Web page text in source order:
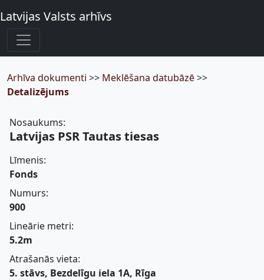
Latvijas Valsts arhīvs
Arhīva dokumenti >> Meklēšana datubāzē>>
Detalizējums
Nosaukums:
Latvijas PSR Tautas tiesas
Līmenis:
Fonds
Numurs:
900
Lineārie metri:
5.2m
Atrašanās vieta:
5. stāvs, Bezdelīgu iela 1A, Rīga